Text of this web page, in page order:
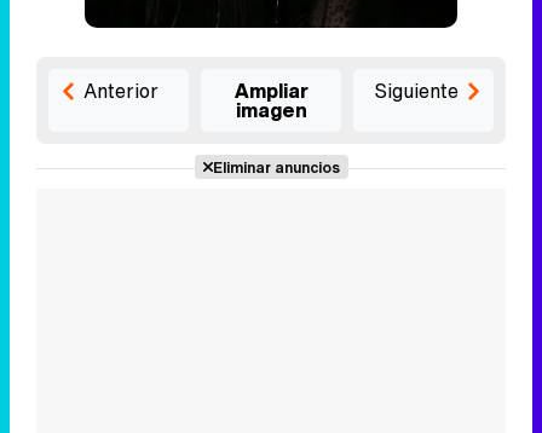
Anterior Ampliar
imagen
Siguiente
Eliminar anuncios